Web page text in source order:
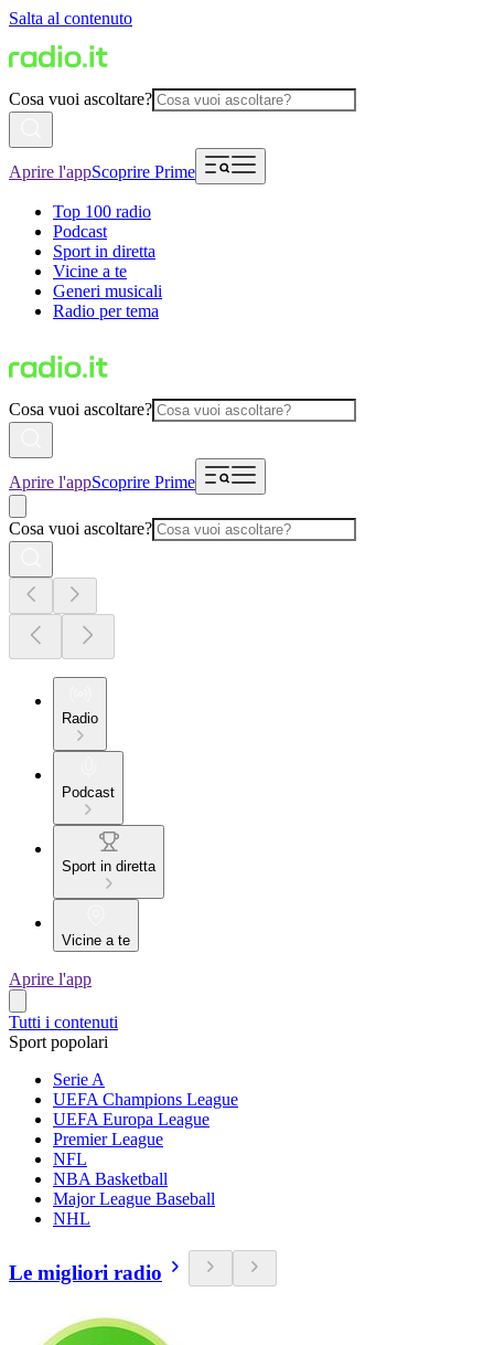
Salta al contenuto
Cosa vuoi ascoltare?
Aprire l'appScoprire Prime
Top 100 radio
Podcast
Sport in diretta
Vicine a te
Generi musicali
Radio per tema
Cosa vuoi ascoltare?
Aprire l'appScoprire Prime
Cosa vuoi ascoltare?
Radio
Podcast
Sport in diretta
Vicine a te
Aprire l'app
Tutti i contenuti
Sport popolari
Serie A
UEFA Champions League
UEFA Europa League
Premier League
NFL
NBA Basketball
Major League Baseball
NHL
Le migliori radio